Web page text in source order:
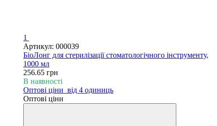
1
Артикул: 000039
БіоЛонг для стерилізації стоматологічного інструменту,
1000 мл
256.65 грн
В наявності
Оптові ціни від 4 одиниць
Оптові ціни